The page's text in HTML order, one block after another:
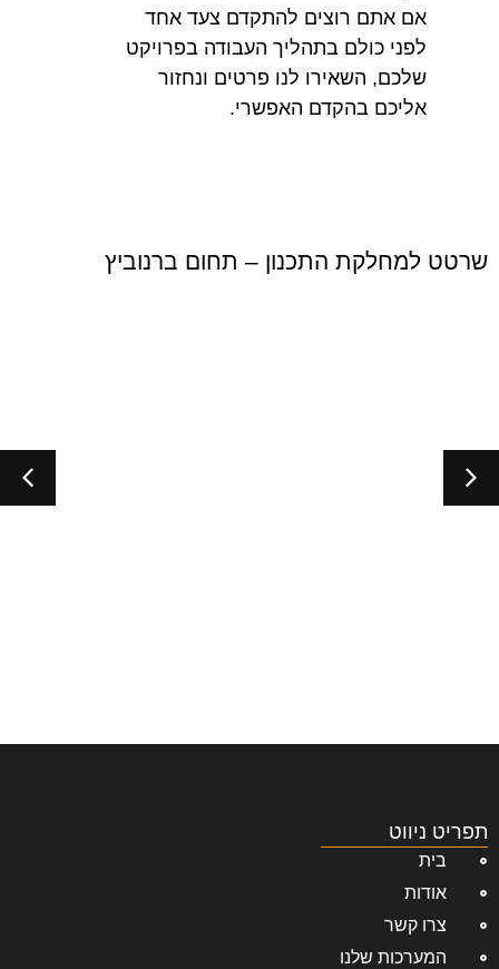
אם אתם רוצים להתקדם צעד אחד
לפני כולם בתהליך העבודה בפרויקט
שלכם, השאירו לנו פרטים ונחזור
אליכם בהקדם האפשרי.
שרטט למחלקת התכנון – תחום ברנוביץ
תפריט ניווט
בית
אודות
צרו קשר
המערכות שלנו